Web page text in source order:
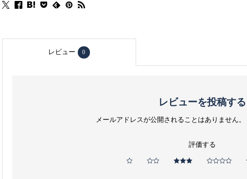
レビュー 0
レビューを投稿する
メールアドレスが公開されることはありません。
評価する